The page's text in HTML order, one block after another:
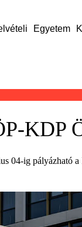
Egyetem
KDP
04-ig